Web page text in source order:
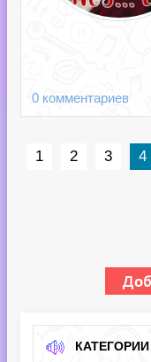
0 комментариев
1 2 3 4